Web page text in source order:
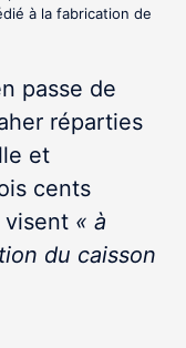
à la fabrication de
passe de
réparties
et
cents
visent « à
du caisson